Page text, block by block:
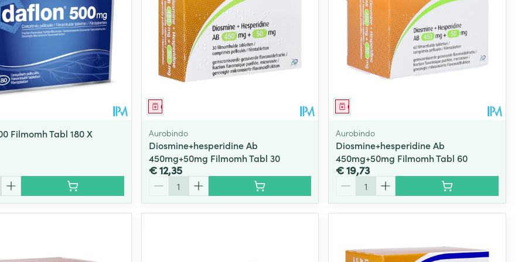
-
Supplementen
Insectenwerende
middelen
Parfums en
geurproducten
Zelfbruiner Scheren CBD
Toon meer
Mondmaskers
Filmomh Tabl 180 X
Geneesmiddel
Aurobindo
Diosmine+hesperidine Ab
450mg+50mg Filmomh Tabl 30
€ 12,35
Geneesmiddel
Aurobindo
Diosmine+hesperidine Ab
450mg+50mg Filmomh Tabl 60
€ 19,73